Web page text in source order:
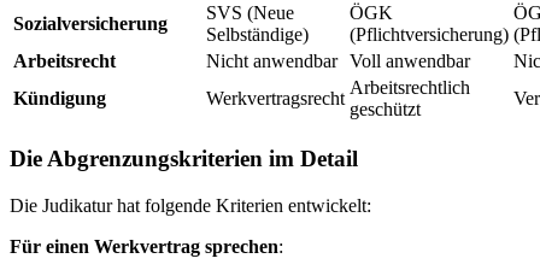
Sozialversicherung
SVS (Neue
Selbständige)
ÖGK
(Pflichtversicherung)
Arbeitsrecht
Nicht anwendbar Voll anwendbar
Kündigung
Werkvertragsrecht
Arbeitsrechtlich
geschützt
Die Abgrenzungskriterien im Detail
Die Judikatur hat folgende Kriterien entwickelt:
Für einen Werkvertrag sprechen: